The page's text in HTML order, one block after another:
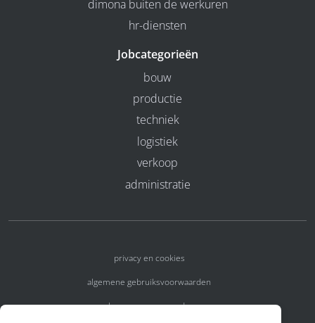
dimona buiten de werkuren
hr-diensten
Jobcategorieën
bouw
productie
techniek
logistiek
verkoop
administratie
privacy en cookies
algemene gebruiksvoorwaarden
algemene voorwaarden